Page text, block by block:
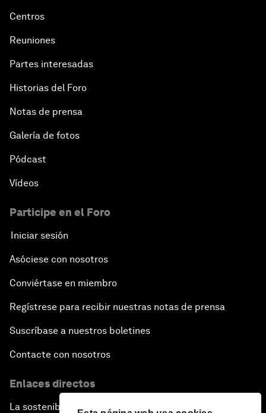
Centros
Reuniones
Partes interesadas
Historias del Foro
Notas de prensa
Galería de fotos
Pódcast
Vídeos
Participe en el Foro
Iniciar sesión
Asóciese con nosotros
Conviértase en miembro
Regístrese para recibir nuestras notas de prensa
Suscríbase a nuestros boletines
Contacte con nosotros
Enlaces directos
La sostenibilidad en el Foro